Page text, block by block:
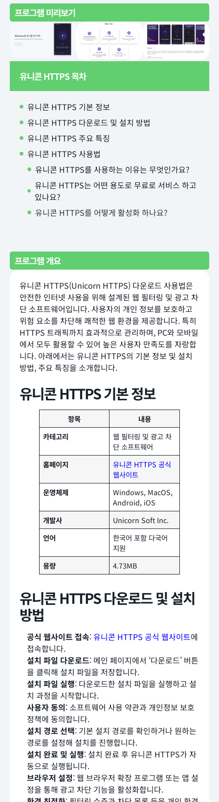
프로그램 미리보기
유니콘 HTTPS 목차
유니콘 HTTPS 기본 정보
유니콘 HTTPS 다운로드 및 설치 방법
유니콘 HTTPS 주요 특징
유니콘 HTTPS 사용법
유니콘 HTTPS를 사용하는 이유는 무엇인가요?
유니콘 HTTPS는 어떤 용도로 무료로 서비스 하고
있나요?
유니콘 HTTPS를 어떻게 활성화 하나요?
프로그램 개요
유니콘 HTTPS(Unicorn HTTPS) 다운로드 사용법은
안전한 인터넷 사용을 위해 설계된 웹 필터링 및 광고 차
단 소프트웨어입니다. 사용자의 개인 정보를 보호하고
위험 요소를 차단해 쾌적한 웹 환경을 제공합니다. 특히
HTTPS 트래픽까지 효과적으로 관리하며, PC와 모바일
에서 모두 활용할 수 있어 높은 사용자 만족도를 자랑합
니다. 아래에서는 유니콘 HTTPS의 기본 정보 및 설치
방법, 주요 특징을 소개합니다.
유니콘 HTTPS 기본 정보
항목
내용
카테고리
웹 필터링 및 광고 차
단 소프트웨어
홈페이지
유니콘 HTTPS 공식
웹사이트
운영체제
Windows, MacOS,
Android, iOS
개발사
Unicorn Soft Inc.
언어
한국어 포함 다국어
지원
용량
4.73MB
유니콘 HTTPS 다운로드 및 설치
방법
공식 웹사이트 접속:유니콘 HTTPS 공식 웹사이트에
접속합니다.
설치 파일 다운로드: 메인 페이지에서 ‘다운로드’ 버튼
을 클릭해 설치 파일을 저장합니다.
설치 파일 실행: 다운로드한 설치 파일을 실행하고 설
치 과정을 시작합니다.
사용자 동의: 소프트웨어 사용 약관과 개인정보 보호
정책에 동의합니다.
설치 경로 선택: 기본 설치 경로를 확인하거나 원하는
경로를 설정해 설치를 진행합니다.
설치 완료 및 실행: 설치 완료 후 유니콘 HTTPS가 자
동으로 실행됩니다.
브라우저 설정: 웹 브라우저 확장 프로그램 또는 앱 설
정을 통해 광고 차단 기능을 활성화합니다.